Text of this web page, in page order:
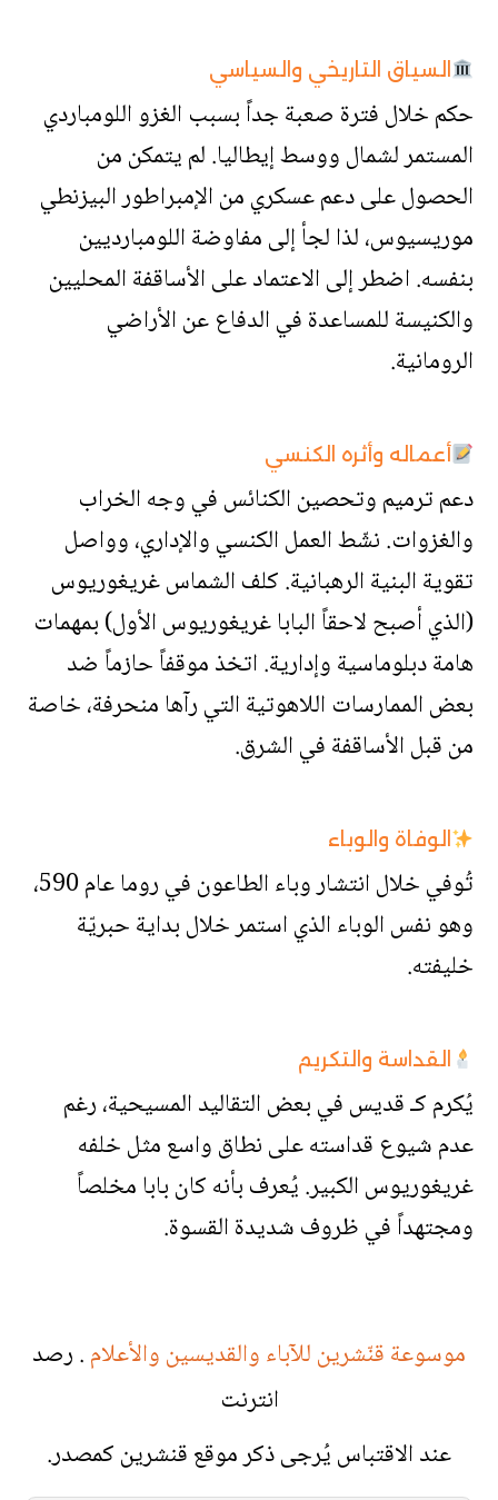
السياق التاريخي والسياسي
حكم خلال فترة صعبة جداً بسبب الغزو اللومباردي
المستمر لشمال ووسط إيطاليا. لم يتمكن من
الحصول على دعم عسكري من الإمبراطور البيزنطي
موريسيوس، لذا لجأ إلى مفاوضة اللومبارديين
بنفسه. اضطر إلى الاعتماد على الأساقفة المحليين
والكنيسة للمساعدة في الدفاع عن الأراضي
الرومانية.
أعماله وأثره الكنسي
دعم ترميم وتحصين الكنائس في وجه الخراب
والغزوات. نشّط العمل الكنسي والإداري، وواصل
تقوية البنية الرهبانية. كلف الشماس غريغوريوس
(الذي أصبح لاحقاً البابا غريغوريوس الأول) بمهمات
هامة دبلوماسية وإدارية. اتخذ موقفاً حازماً ضد
بعض الممارسات اللاهوتية التي رآها منحرفة، خاصة
من قبل الأساقفة في الشرق.
الوفاة والوباء
تُوفي خلال انتشار وباء الطاعون في روما عام 590،
وهو نفس الوباء الذي استمر خلال بداية حبريّة
خليفته.
القداسة والتكريم
يُكرم كـ قديس في بعض التقاليد المسيحية، رغم
عدم شيوع قداسته على نطاق واسع مثل خلفه
غريغوريوس الكبير. يُعرف بأنه كان بابا مخلصاً
ومجتهداً في ظروف شديدة القسوة.
موسوعة قنّشرين للآباء والقديسين والأعلام. رصد
انترنت
عند الاقتباس يُرجى ذكر موقع قنشرين كمصدر.